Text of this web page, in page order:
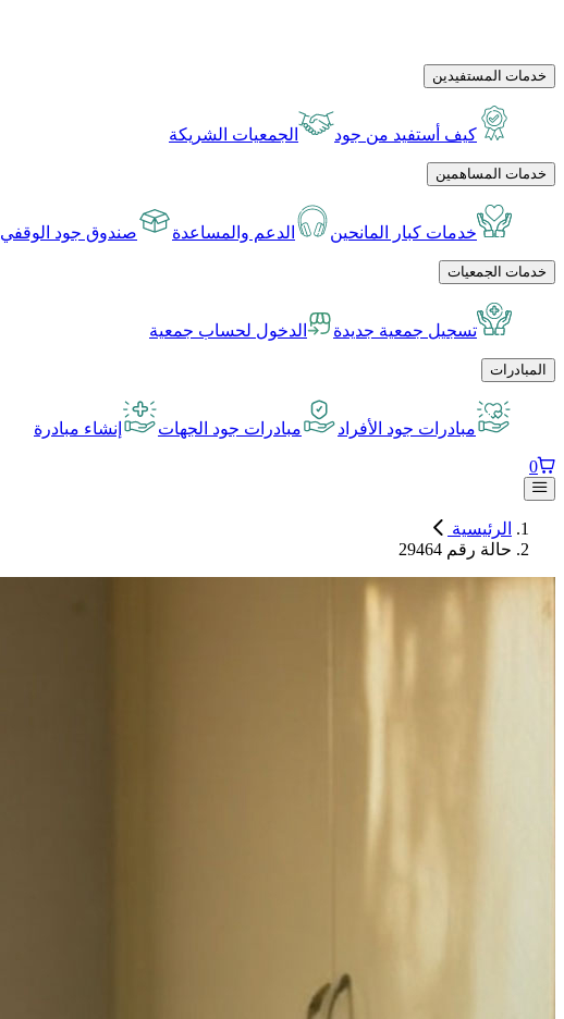
خدمات المستفيدين
كيف أستفيد من جود الجمعيات الشريكة
خدمات المساهمين
خدمات كبار المانحين الدعم والمساعدة صندوق جود الوقفي
خدمات الجمعيات
تسجيل جمعية جديدة الدخول لحساب جمعية
المبادرات
مبادرات جود الأفراد مبادرات جود الجهات إنشاء مبادرة
0
الرئيسية
حالة رقم 29464